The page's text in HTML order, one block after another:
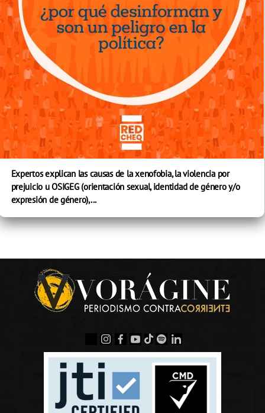
Expertos explican las causas de la xenofobia, la violencia por
prejuicio u OSIGEG (orientación sexual, identidad de género y/o
expresión de género),...